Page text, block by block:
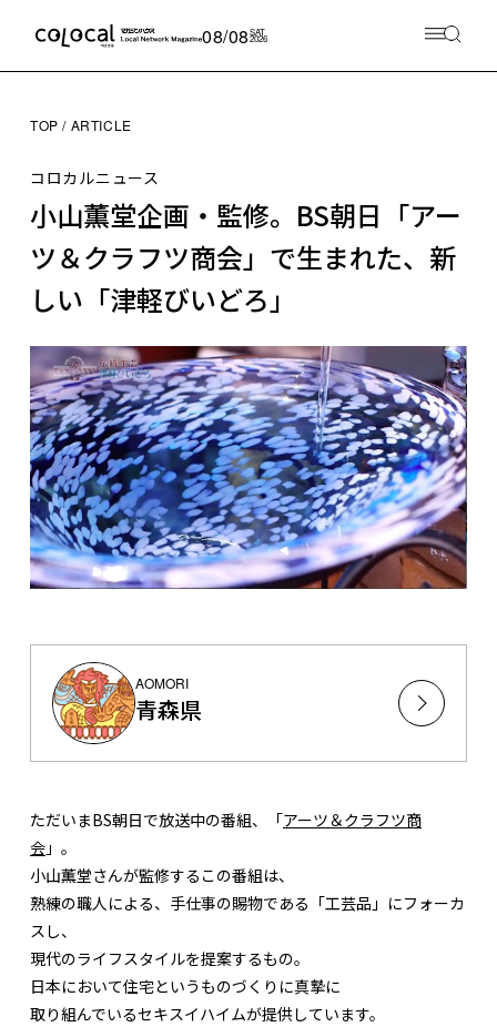
08/08SAT
2026
TOP ARTICLE
コロカルニュース
小山薫堂企画・監修。BS朝日「アー
ツ＆クラフツ商会」で生まれた、新
しい「津軽びいどろ」
AOMORI
青森県
ただいまBS朝日で放送中の番組、「アーツ＆クラフツ商
会 」。
小山薫堂さんが監修するこの番組は、
熟練の職人による、手仕事の賜物である「工芸品」にフォーカ
スし、
現代のライフスタイルを提案するもの。
日本において住宅というものづくりに真摯に
取り組んでいるセキスイハイムが提供しています。